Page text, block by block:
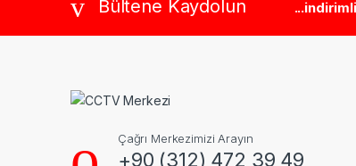
Bültene Kaydolun
Çağrı Merkezimizi Arayın
+90 (312) 472 39 49